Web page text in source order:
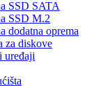
SSD SATA
SSD M.2
dodatna oprema
za diskove
uređaji